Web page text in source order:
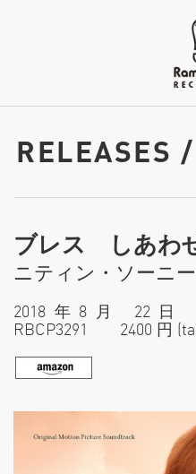
RELEASES
ブレス しあわ
ニティン・ソーニー
2018年8月 22日
RBCP3291 2400 円